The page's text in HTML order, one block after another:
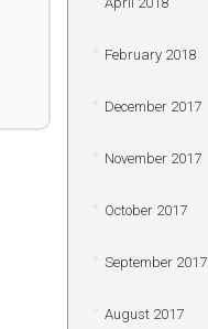
February 2018
December 2017
November 2017
October 2017
September 2017
August 2017